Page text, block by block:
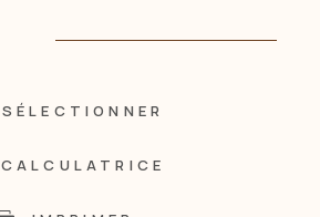
SÉLECTIONNER
CALCULATRICE